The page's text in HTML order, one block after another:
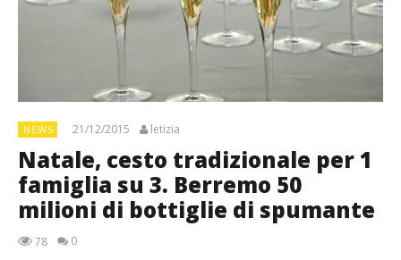
NEWS 21/12/2015 letizia
Natale, cesto tradizionale per 1
famiglia su 3. Berremo 50
milioni di bottiglie di spumante
78 0